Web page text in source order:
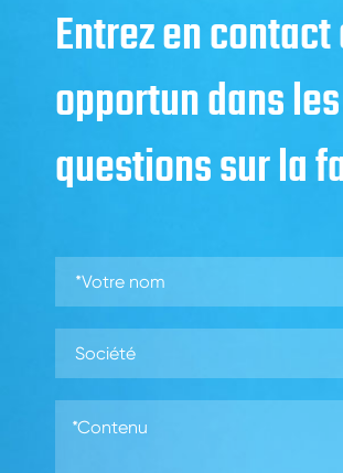
Entrez en
opportun dans
questions sur la